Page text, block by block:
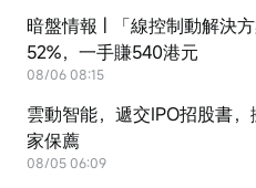
暗盤情報 | 「線控制動解決
52%，一手賺540港元
08/06 08:15
雲動智能，遞交IPO招股書
家保薦
08/05 06:09